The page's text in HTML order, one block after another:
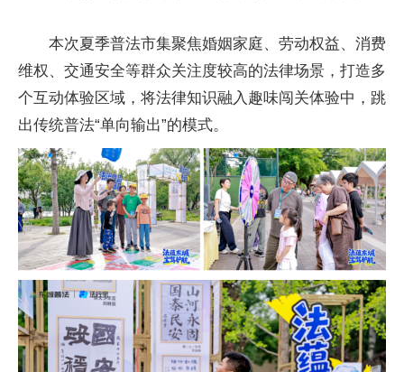
本次夏季普法市集聚焦婚姻家庭、劳动权益、消费
维权、交通安全等群众关注度较高的法律场景，打造多
个互动体验区域，将法律知识融入趣味闯关体验中，跳
出传统普法“单向输出”的模式。